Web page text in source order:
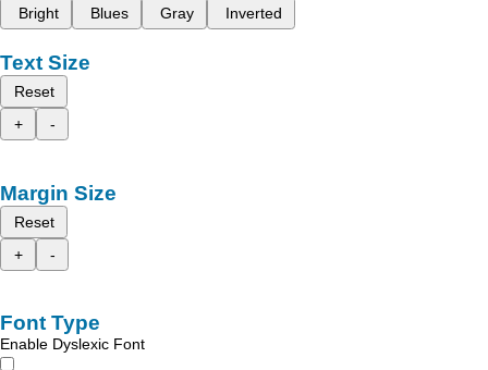
Bright
Blues Gray Inverted
Text Size
Reset
+
-
Margin Size
Reset
+
-
Font Type
Enable Dyslexic Font